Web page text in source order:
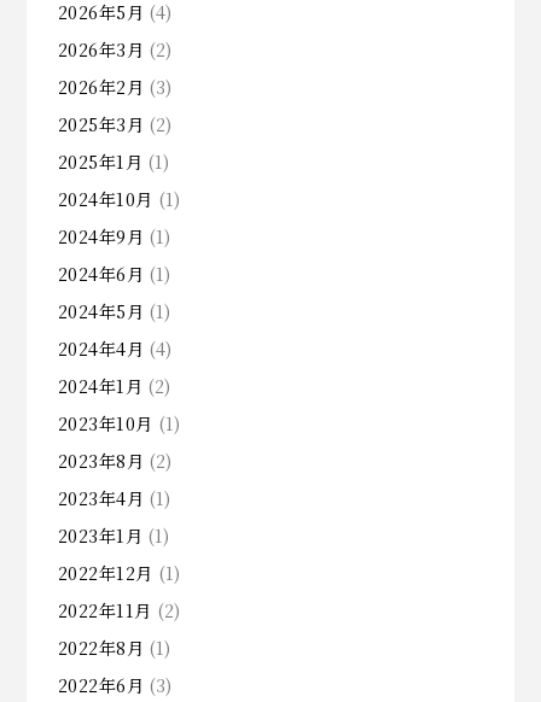
2026年5月 (4)
2026年3月 (2)
2026年2月 (3)
2025年3月 (2)
2025年1月 (1)
2024年10月 (1)
2024年9月 (1)
2024年6月 (1)
2024年5月 (1)
2024年4月 (4)
2024年1月 (2)
2023年10月 (1)
2023年8月 (2)
2023年4月 (1)
2023年1月 (1)
2022年12月 (1)
2022年11月 (2)
2022年8月 (1)
2022年6月 (3)